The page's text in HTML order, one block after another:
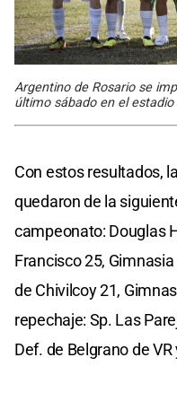
Argentino de Rosario se
último sábado en el
Con estos resultados,
quedaron de la
campeonato: Douglas
Francisco 25,
de Chivilcoy 21,
repechaje: Sp. Las
Def. de Belgrano de